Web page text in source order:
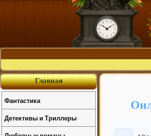
Главная
Фантастика
Детективы и Триллеры